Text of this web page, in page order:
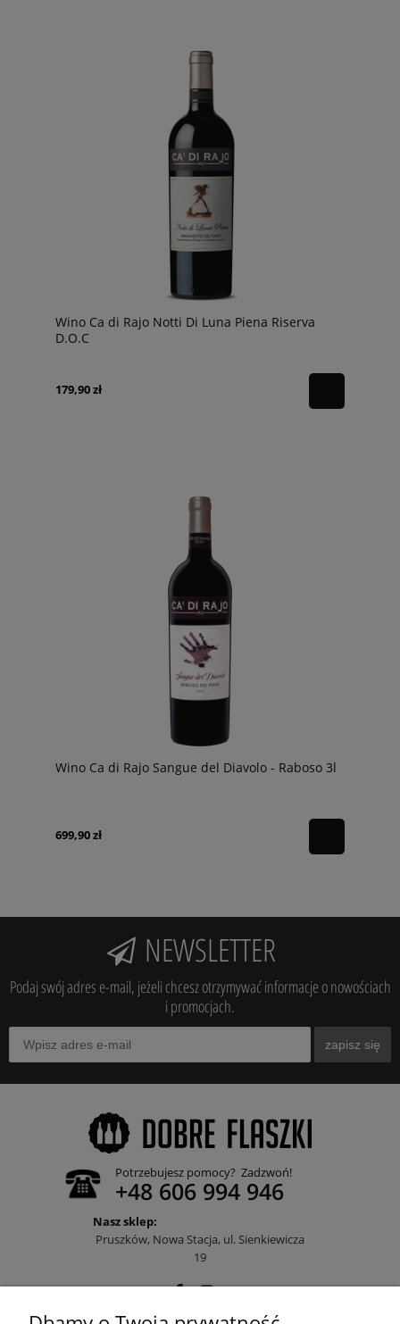
Wino Ca di Rajo Notti Di Luna Piena Riserva
D.O.C
179,90 zł
Wino Ca di Rajo Sangue del Diavolo - Raboso 3l
699,90 zł
NEWSLETTER
Podaj swój adres e-mail, jeżeli chcesz otrzymywać informacje o nowościach
i promocjach.
zapisz się
Potrzebujesz pomocy? Zadzwoń!
+48 606 994 946
Nasz sklep:
Pruszków, Nowa Stacja, ul. Sienkiewicza
19